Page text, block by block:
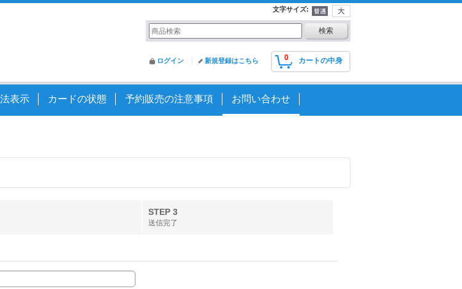
文字サイズ:
0 カートの中身
ログイン 新規登録はこちら
表示 カードの状態 予約販売の注意事項 お問い合わせ
STEP 3
送信完了